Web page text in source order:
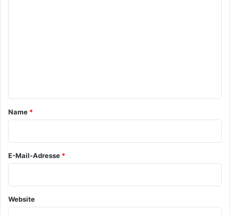
a
*
Name *
E-Mail-Adresse *
Website